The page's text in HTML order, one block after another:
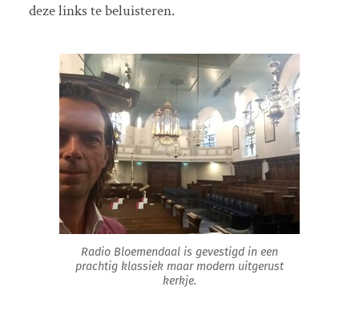
deze links te beluisteren.
Radio Bloemendaal is gevestigd in een
prachtig klassiek maar modern uitgerust
kerkje.